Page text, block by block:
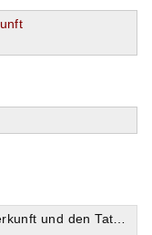
den Taten der Goten